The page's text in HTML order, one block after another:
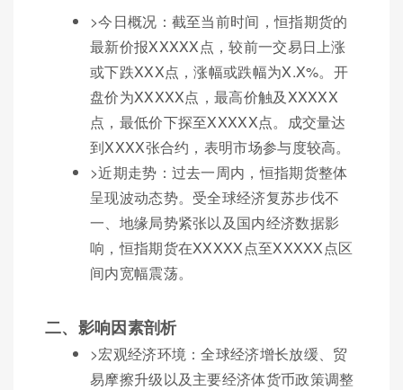
>今日概况：截至当前时间，恒指期货的
最新价报XXXXX点，较前一交易日上涨
或下跌XXX点，涨幅或跌幅为X.X%。开
盘价为XXXXX点，最高价触及XXXXX
点，最低价下探至XXXXX点。成交量达
到XXXX张合约，表明市场参与度较高。
>近期走势：过去一周内，恒指期货整体
呈现波动态势。受全球经济复苏步伐不
一、地缘局势紧张以及国内经济数据影
响，恒指期货在XXXXX点至XXXXX点区
间内宽幅震荡。
二、影响因素剖析
>宏观经济环境：全球经济增长放缓、贸
易摩擦升级以及主要经济体货币政策调整